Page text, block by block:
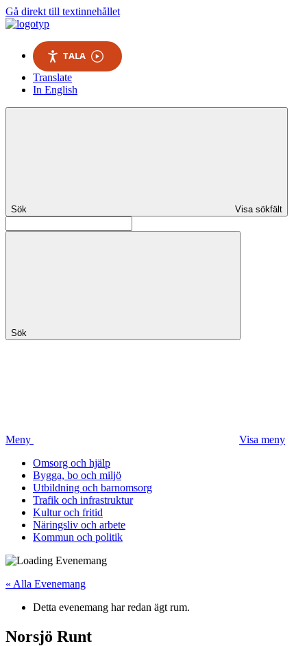
Gå direkt till textinnehållet
TALA
Translate
In English
Sök Visa sökfält
Sök
Meny
Visa meny
Omsorg och hjälp
Bygga, bo och miljö
Utbildning och barnomsorg
Trafik och infrastruktur
Kultur och fritid
Näringsliv och arbete
Kommun och politik
« Alla Evenemang
Detta evenemang har redan ägt rum.
Norsjö Runt